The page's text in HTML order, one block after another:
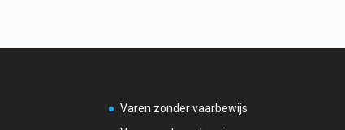
Varen zonder vaarbewijs